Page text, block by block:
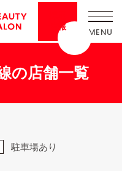
情報
の店舗一覧
駐車場あり